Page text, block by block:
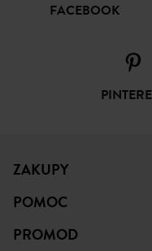
FACEBOOK
ZAKUPY
POMOC
PROMOD